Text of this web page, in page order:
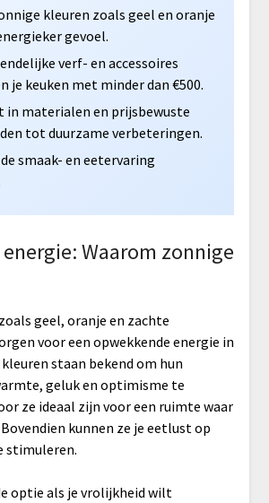
kleuren zoals geel en oranje
gevoel.
verf- en accessoires
je keuken met minder dan €500.
in materialen en prijsbewuste
tot duurzame verbeteringen.
smaak- en eetervaring
Waarom zonnige
geel, oranje en zachte
voor een opwekkende energie in
kleuren staan bekend om hun
geluk en optimisme te
ze ideaal zijn voor een ruimte waar
kunnen ze je eetlust op
stimuleren.
optie als je vrolijkheid wilt